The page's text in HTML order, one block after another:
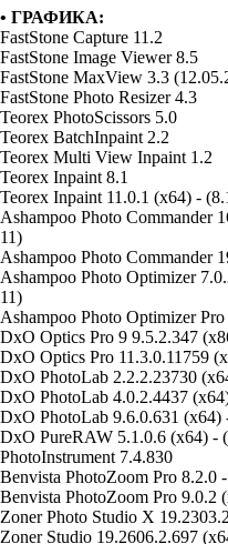
• ГРАФИКА:
FastStone Capture 11.2
FastStone Image Viewer 8.5
FastStone MaxView 3.3
FastStone Photo Resizer 4.3
Teorex PhotoScissors 5.0
Teorex BatchInpaint 2.2
Teorex Multi View Inpaint 1.2
Teorex Inpaint 8.1
Teorex Inpaint 11.0.1 (x64) -
Ashampoo Photo Commander
11)
Ashampoo Photo Commander
Ashampoo Photo Optimizer
11)
Ashampoo Photo Optimizer
DxO Optics Pro 9 9.5.2.347
DxO Optics Pro 11.3.0.11759
DxO PhotoLab 2.2.2.23730
DxO PhotoLab 4.0.2.4437
DxO PhotoLab 9.6.0.631 (x64)
DxO PureRAW 5.1.0.6 (x64) -
PhotoInstrument 7.4.830
Benvista PhotoZoom Pro 8.2.0
Benvista PhotoZoom Pro 9.0.2
Zoner Photo Studio X
Zoner Studio 19.2606.2.697